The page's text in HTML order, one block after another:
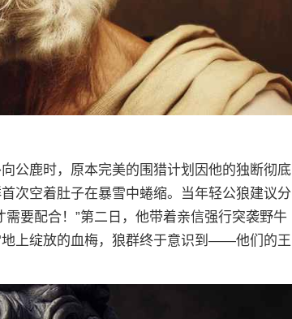
公鹿时，原本完美的围猎计划因他的独断彻底
次空着肚子在暴雪中蜷缩。当年轻公狼建议分
要配合！”第二日，他带着亲信强行突袭野牛
上绽放的血梅，狼群终于意识到——他们的王